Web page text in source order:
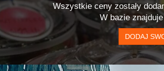
Wszystkie ceny zostały
W bazie
DODAJ